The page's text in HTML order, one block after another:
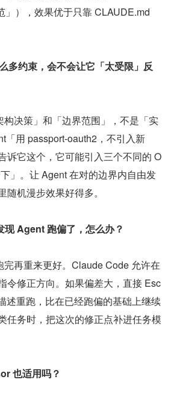
」），效果优于只靠 CLAUDE.md
多约束，会不会让它「太受限」反
决策」和「边界范围」，不是「实
「用 passport-oauth2，不引入新
诉它这个，它可能引入三个不同的 O
」。让 Agent 在对的边界内自由发
机漫步效果好得多。
现 Agent 跑偏了，怎么办？
再重来更好。Claude Code 允许在
令修正方向。如果偏差大，直接 Esc
述重跑，比在已经跑偏的基础上继续
任务时，把这次的修正点补进任务模
也适用吗？